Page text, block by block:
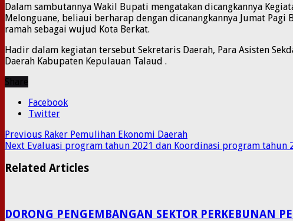
Dalam sambutannya Wakil Bupati mengatakan dicangkannya
Melonguane, beliaui berharap dengan dicanangkannya Jumat
ramah sebagai wujud Kota Berkat.
Hadir dalam kegiatan tersebut Sekretaris Daerah, Para Asisten
Daerah Kabupaten Kepulauan Talaud .
Facebook
Twitter
Previous Raker Pemulihan Ekonomi Daerah
Next Evaluasi program tahun 2021 dan Koordinasi program tahun
Related Articles
DORONG PENGEMBANGAN SEKTOR PERKEBUNAN